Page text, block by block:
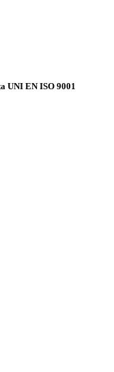
UNI EN ISO 9001